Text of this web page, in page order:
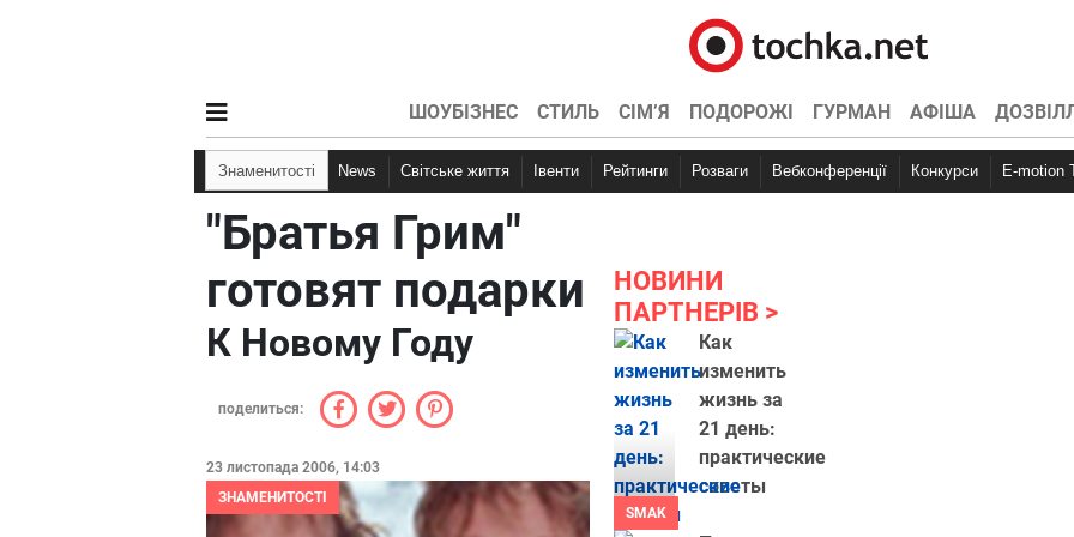
ШОУБІЗНЕС СТИЛЬ СІМ’Я ПОДОРОЖІ ГУРМАН АФІША
Знаменитості News Світське життя Івенти Рейтинги Розваги Вебконференції Конкурси E-motion
"Братья Грим"
готовят подарки
К Новому Году
поделиться:
23 листопада 2006, 14:03
ЗНАМЕНИТОСТІ
НОВИНИ
ПАРТНЕРІВ
SMAK
Как
изменить
жизнь за
21 день:
практические
советы